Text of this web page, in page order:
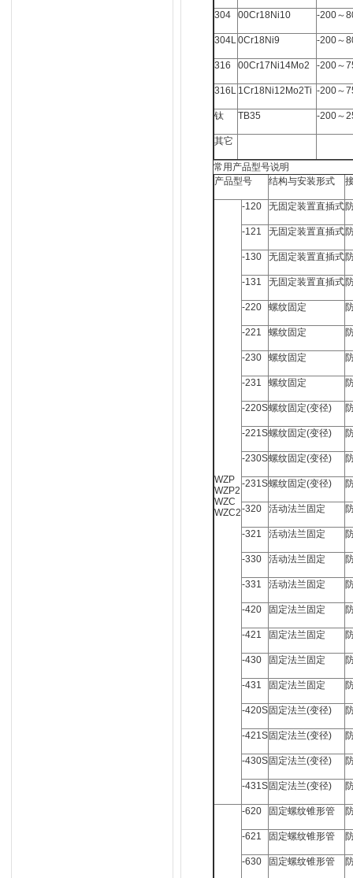
304 00Cr18Ni10 -200～
304L0Cr18Ni9 -200～
316 00Cr17Ni14Mo2 -200～
316L 1Cr18Ni12Mo2Ti -200～
钛 TB35 -200～
其它
常用产品型号说明
产品型号
结构与安装形式
WZP
WZP2
WZC
WZC2
-120 无固定装置直插式
-121 无固定装置直插式
-130 无固定装置直插式
-131 无固定装置直插式
-220 螺纹固定
-221 螺纹固定
-230 螺纹固定
-231 螺纹固定
-220S螺纹固定(变径)
-221S螺纹固定(变径)
-230S螺纹固定(变径)
-231S螺纹固定(变径)
-320 活动法兰固定
-321 活动法兰固定
-330 活动法兰固定
-331 活动法兰固定
-420 固定法兰固定
-421 固定法兰固定
-430 固定法兰固定
-431 固定法兰固定
-420S 固定法兰(变径)
-421S 固定法兰(变径)
-430S 固定法兰(变径)
-431S 固定法兰(变径)
-620 固定螺纹锥形管
-621 固定螺纹锥形管
-630 固定螺纹锥形管